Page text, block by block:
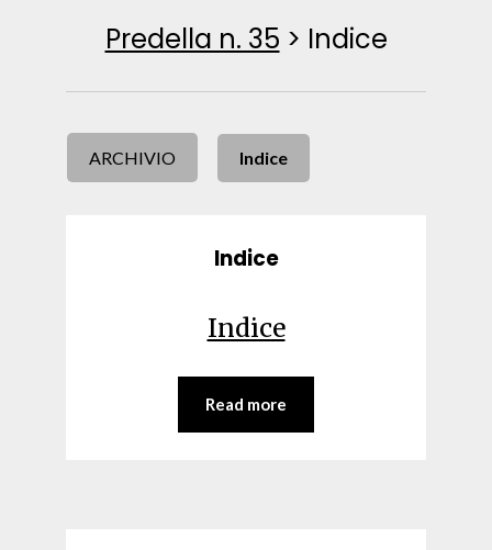
Predella n. 35 > Indice
ARCHIVIO Indice
Indice
Indice
Read more